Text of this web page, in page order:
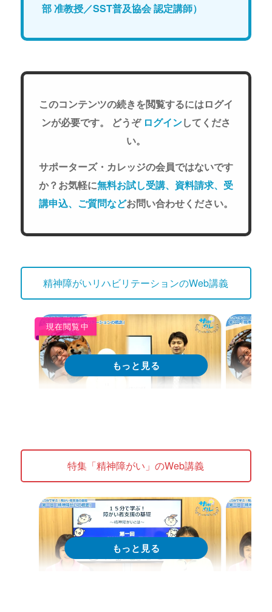
部 准教授／SST普及協会 認定講師）
このコンテンツの続きを閲覧するにはログイ
ンが必要です。 どうぞ ログインしてくださ
い。
サポーターズ・カレッジの会員ではないです
か？お気軽に無料お試し受講、資料請求、受
講申込、ご質問などお問い合わせください。
精神障がいリハビリテーションのWeb講義
現在閲覧中
第1回「精神障害リハビリテーショ
ンの概念」
Web講義を視聴する
第2回
特集「精神障がい」のWeb講義